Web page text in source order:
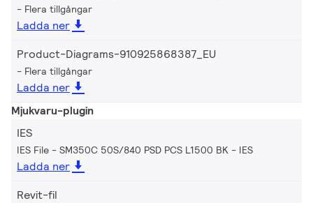
Flera tillgångar
Ladda ner
Product-Diagrams-910925868387_EU
Flera tillgångar
Ladda ner
Mjukvaru-plugin
IES
IES File - SM350C 50S/840 PSD PCS L1500 BK IES
Ladda ner
Revit-fil